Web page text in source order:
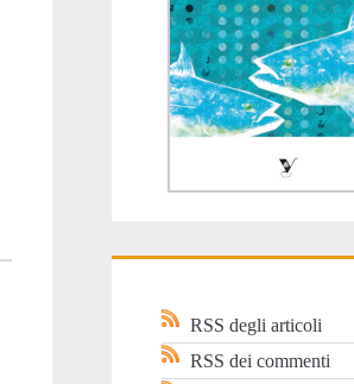
RSS degli articoli
RSS dei commenti